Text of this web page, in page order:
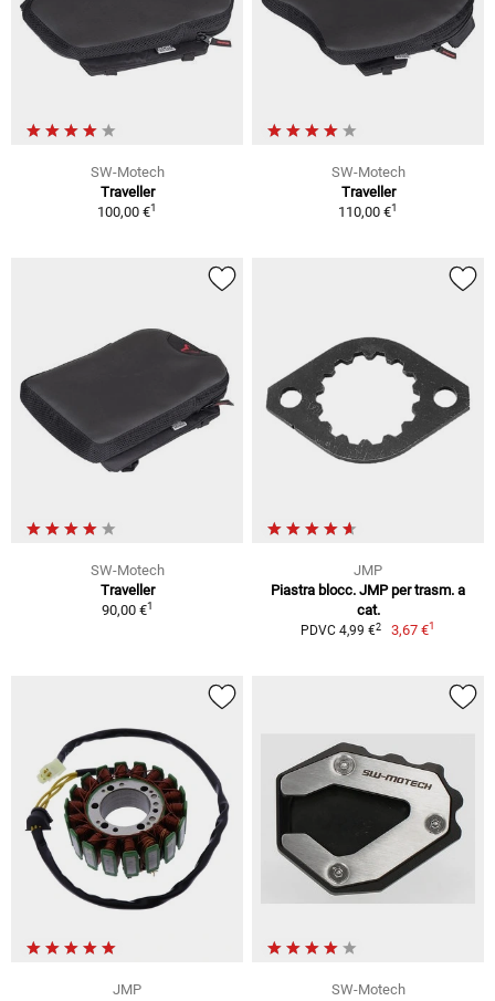
SW-Motech
Traveller
100,00 €1
SW-Motech
Traveller
110,00 €1
SW-Motech
Traveller
90,00 €1
JMP
Piastra blocc. JMP per trasm. a
cat.
PDVC 4,99 €2 3,67 €1
JMP
SW-Motech